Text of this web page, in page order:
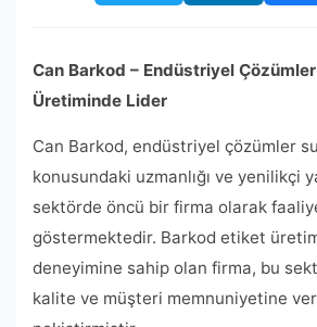
Can Barkod – Endüstriyel
Üretiminde Lider
Can Barkod, endüstriyel çözümler
konusundaki uzmanlığı ve yenilikçi
sektörde öncü bir firma olarak
göstermektedir. Barkod etiket
deneyimine sahip olan firma, bu
kalite ve müşteri memnuniyetine